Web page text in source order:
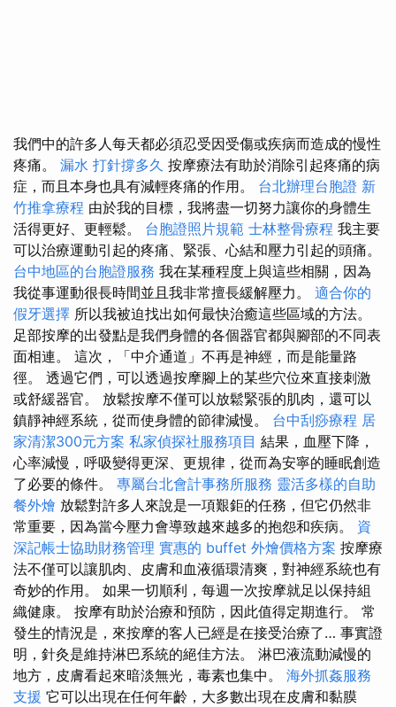
我們中的許多人每天都必須忍受因受傷或疾病而造成的慢性
疼痛。 漏水 打針撐多久 按摩療法有助於消除引起疼痛的病
症，而且本身也具有減輕疼痛的作用。 台北辦理台胞證 新
竹推拿療程 由於我的目標，我將盡一切努力讓你的身體生
活得更好、更輕鬆。 台胞證照片規範 士林整骨療程 我主要
可以治療運動引起的疼痛、緊張、心結和壓力引起的頭痛。
台中地區的台胞證服務 我在某種程度上與這些相關，因為
我從事運動很長時間並且我非常擅長緩解壓力。 適合你的
假牙選擇 所以我被迫找出如何最快治癒這些區域的方法。
足部按摩的出發點是我們身體的各個器官都與腳部的不同表
面相連。 這次，「中介通道」不再是神經，而是能量路
徑。 透過它們，可以透過按摩腳上的某些穴位來直接刺激
或舒緩器官。 放鬆按摩不僅可以放鬆緊張的肌肉，還可以
鎮靜神經系統，從而使身體的節律減慢。 台中刮痧療程 居
家清潔300元方案 私家偵探社服務項目 結果，血壓下降，
心率減慢，呼吸變得更深、更規律，從而為安寧的睡眠創造
了必要的條件。 專屬台北會計事務所服務 靈活多樣的自助
餐外燴 放鬆對許多人來說是一項艱鉅的任務，但它仍然非
常重要，因為當今壓力會導致越來越多的抱怨和疾病。 資
深記帳士協助財務管理 實惠的 buffet 外燴價格方案 按摩療
法不僅可以讓肌肉、皮膚和血液循環清爽，對神經系統也有
奇妙的作用。 如果一切順利，每週一次按摩就足以保持組
織健康。 按摩有助於治療和預防，因此值得定期進行。 常
發生的情況是，來按摩的客人已經是在接受治療了… 事實證
明，針灸是維持淋巴系統的絕佳方法。 淋巴液流動減慢的
地方，皮膚看起來暗淡無光，毒素也集中。 海外抓姦服務
支援 它可以出現在任何年齡，大多數出現在皮膚和黏膜